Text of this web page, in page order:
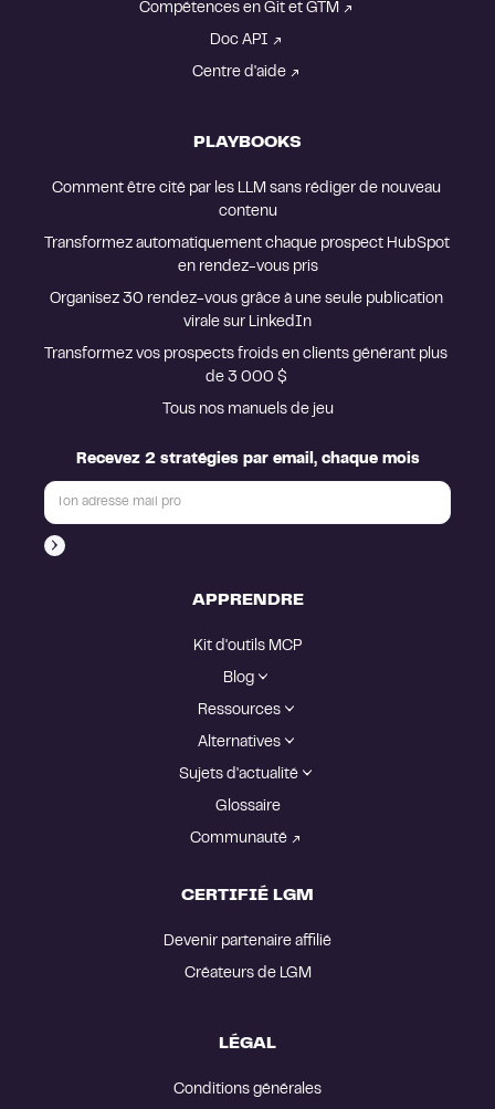
Compétences en Git et GTM
Doc API
Centre d'aide
PLAYBOOKS
Comment être cité par les LLM sans rédiger de nouveau
contenu
Transformez automatiquement chaque prospect HubSpot
en rendez-vous pris
Organisez 30 rendez-vous grâce à une seule publication
virale sur LinkedIn
Transformez vos prospects froids en clients générant plus
Tous nos manuels de jeu
Recevez 2 stratégies par email, chaque mois
APPRENDRE
Kit d'outils MCP
Blog
Ressources
Alternatives
Sujets d'actualité
Glossaire
Communauté
CERTIFIÉ LGM
Devenir partenaire affilié
Créateurs de LGM
LÉGAL